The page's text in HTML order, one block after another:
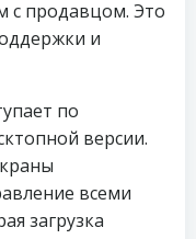
с продавцом. Это
и
по
версии.
всеми
загрузка